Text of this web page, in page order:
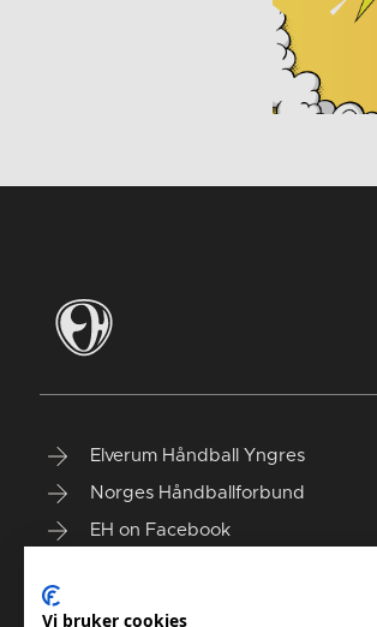
Elverum Håndball Yngres
Norges Håndballforbund
EH on Facebook
Vi bruker cookies